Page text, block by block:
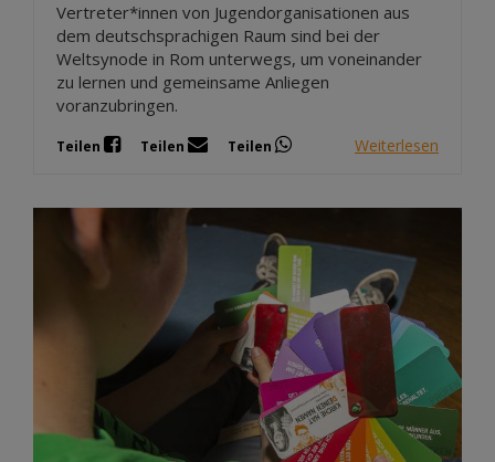
Vertreter*innen von Jugendorganisationen aus
dem deutschsprachigen Raum sind bei der
Weltsynode in Rom unterwegs, um voneinander
zu lernen und gemeinsame Anliegen
voranzubringen.
Teilen Teilen Teilen Weiterlesen